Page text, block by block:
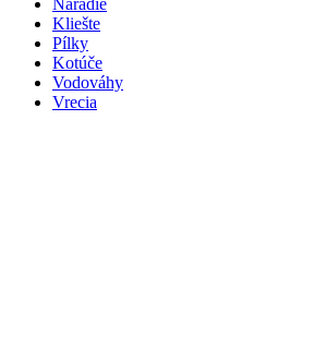
Náradie
Kliešte
Pílky
Kotúče
Vodováhy
Vrecia